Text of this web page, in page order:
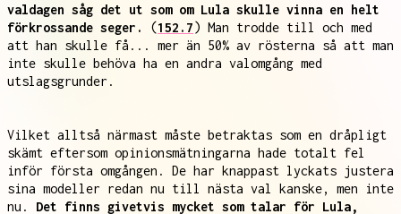
valdagen såg det ut som om Lula skulle vinna en helt
förkrossande seger.
(152.7) Man trodde till och med
att han skulle få... mer än 50% av rösterna så att man
inte skulle behöva ha en andra valomgång med
utslagsgrunder.
Vilket alltså närmast måste betraktas som en dråpligt
skämt eftersom opinionsmätningarna hade totalt fel
inför första omgången. De har knappast lyckats justera
sina modeller redan nu till nästa val kanske, men inte
nu. Det finns givetvis mycket som talar för Lula,